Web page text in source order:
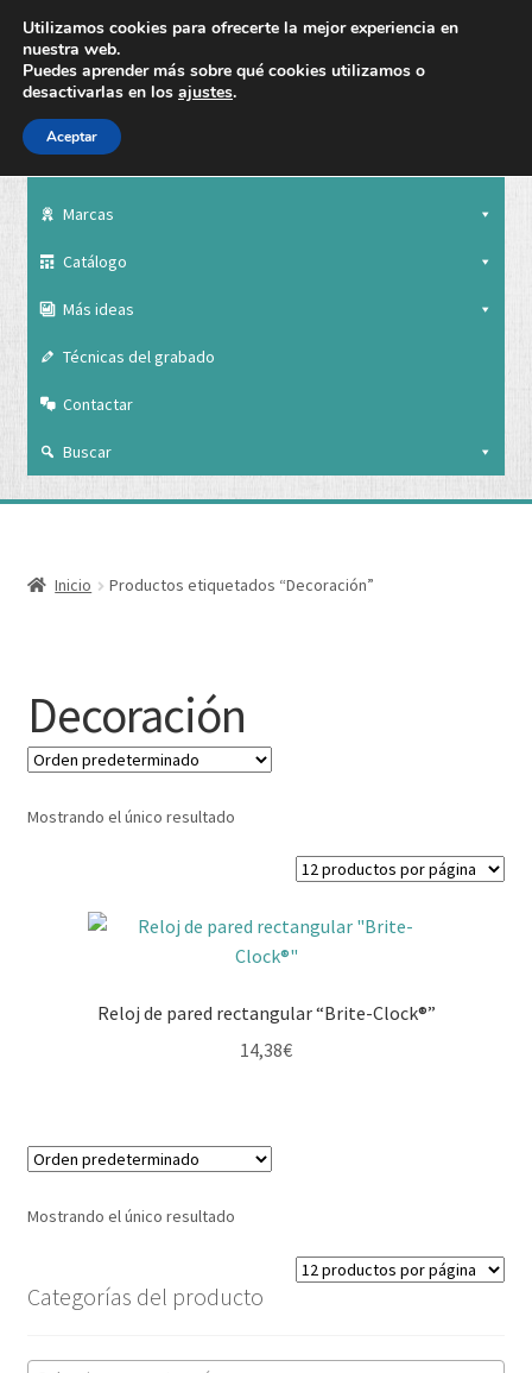
Marcas
Catálogo
Más ideas
Técnicas del grabado
Contactar
Buscar
Nuestra empresa
Técnicas del grabado
Contactar
Inicio Productos etiquetados “Decoración”
Decoración
Mostrando el único resultado
Reloj de pared rectangular “Brite-Clock®”
14,38€
Mostrando el único resultado
Categorías del producto
Utilizamos cookies para ofrecerte la mejor experiencia en
nuestra web.
Puedes aprender más sobre qué cookies utilizamos o
desactivarlas en los ajustes.
Aceptar